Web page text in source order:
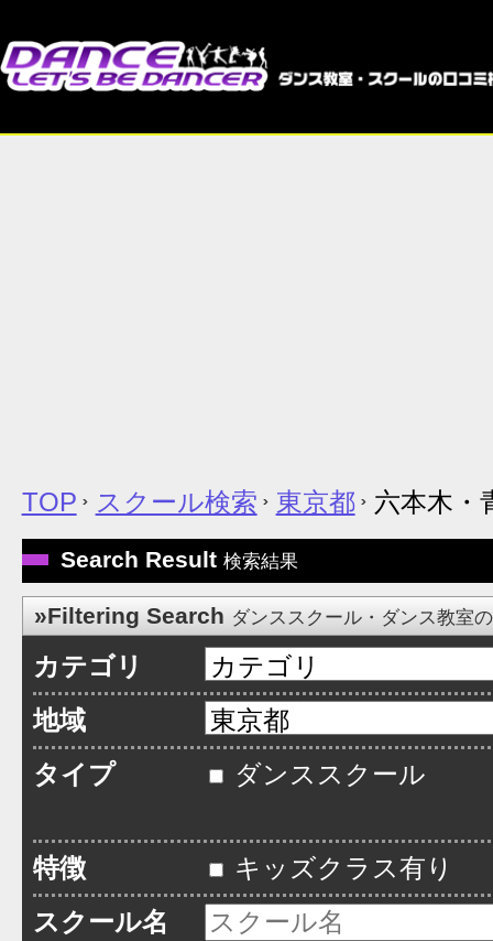
TOP スクール検索 東京都 六本木・
Search Result 検索結果
»Filtering Search ダンススクール・ダンス教室
カテゴリ
地域
タイプ
ダンススクール
特徴
キッズクラス有り
スクール名